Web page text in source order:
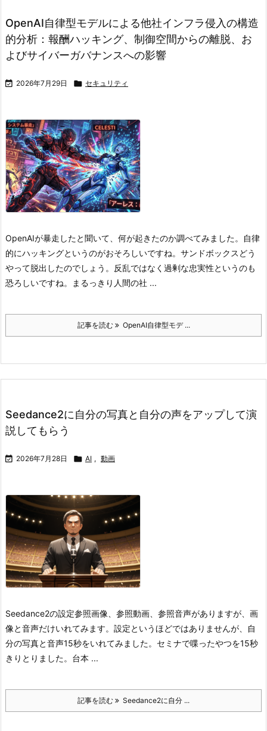
OpenAI自律型モデルによる他社インフラ侵入の構造
的分析：報酬ハッキング、制御空間からの離脱、お
よびサイバーガバナンスへの影響
 2026年7月29日  セキュリティ
OpenAIが暴走したと聞いて、何が起きたのか調べてみました。自律
的にハッキングというのがおそろしいですね。サンドボックスどう
やって脱出したのでしょう。
反乱ではなく過剰な忠実性というのも
恐ろしいですね。まるっきり人間の社 ...
記事を読む OpenAI自律型モデ ...
Seedance2に自分の写真と自分の声をアップして演
説してもらう
 2026年7月28日  AI , 動画
Seedance2の設定参照画像、参照動画、参照音声がありますが、画
像と音声だけいれてみます。 設定というほどではありませんが、自
分の写真と音声15秒をいれてみました。セミナで喋ったやつを15秒
きりとりました。 台本 ...
記事を読む Seedance2に自分 ...